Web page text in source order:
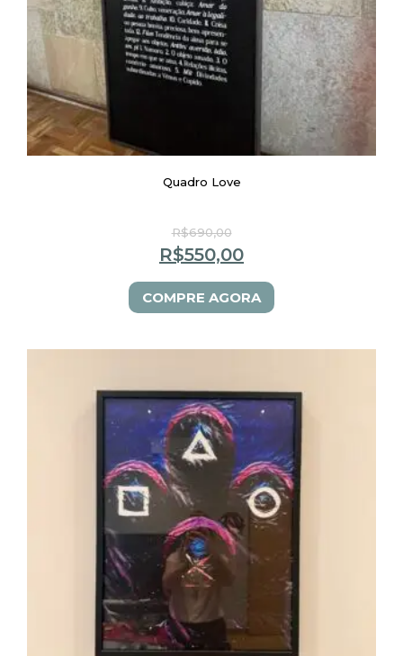
Quadro Love
R$690,00
R$550,00
COMPRE AGORA